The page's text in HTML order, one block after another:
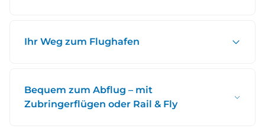
Ihr Weg zum Flughafen
Bequem zum Abflug – mit
Zubringerflügen oder Rail & Fly